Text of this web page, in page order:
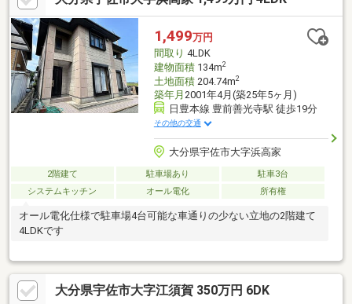
分）・トキハインダストリー長洲店まで1500ｍ（徒歩19分）・ド
ラッグストアコスモス柳ヶ浦店まで1700ｍ（徒歩22分）・江島公
園まで650ｍ（徒歩9分）
1,499万円
間取り 4LDK
建物面積134m2
土地面積204.74m2
築年月 2001年4月(築25年5ヶ月)
日豊本線 豊前善光寺駅 徒歩19分
その他の交通
大分県宇佐市大字浜高家
2階建て 駐車場あり
駐車3台
システムキッチン
オール電化 所有権
オール電化仕様で駐車場4台可能な車通りの少ない立地の2階建て
4LDKです
大分県宇佐市大字江須賀 350万円 6DK